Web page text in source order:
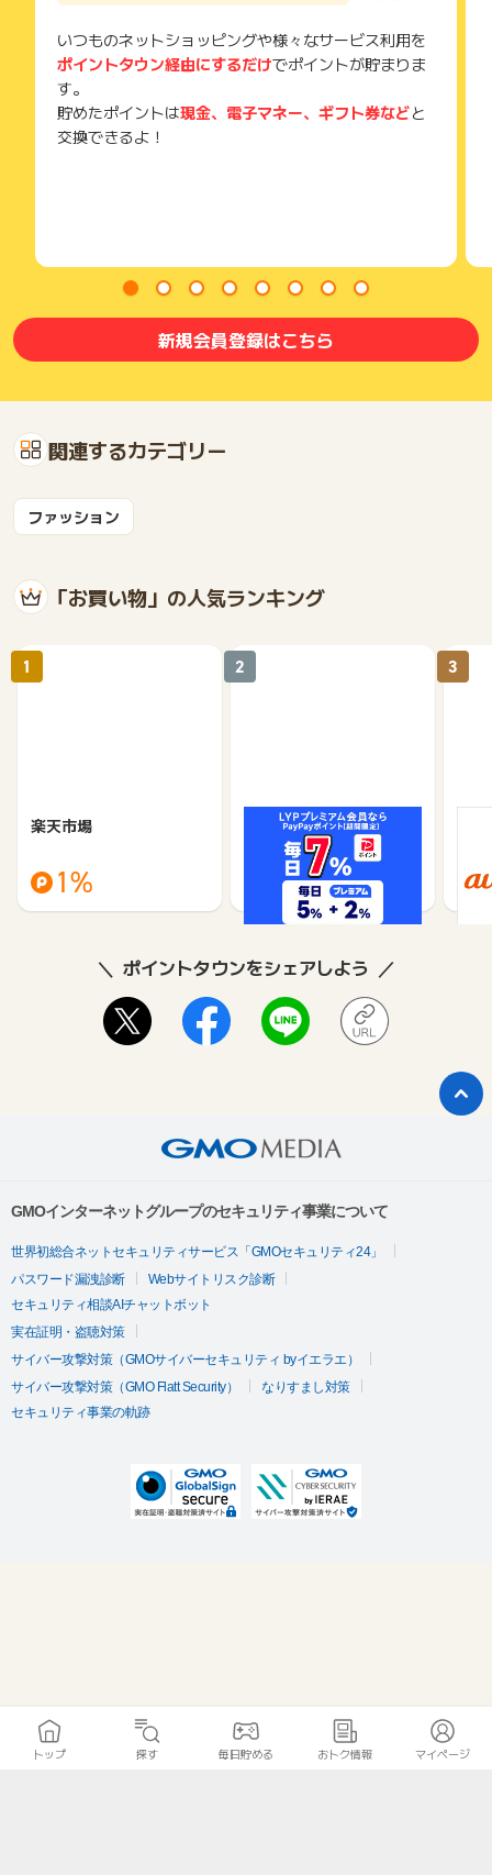
いつものネットショッピングや様々なサービス利用を
ポイントタウン経由にするだけでポイントが貯まりま
す。
貯めたポイントは現金、電子マネー、ギフト券などと
交換できるよ！
新規会員登録はこちら
関連するカテゴリー
ファッション
「お買い物」の人気ランキング
楽天市場
1%
1
Yahoo!ショッピング
1%
2 3
ポイントタウンをシェアしよう
GMOインターネットグループのセキュリティ事業について
世界初総合ネットセキュリティサービス「GMOセキュリティ24」
パスワード漏洩診断
Webサイトリスク診断
セキュリティ相談AIチャットボット
実在証明・盗聴対策
サイバー攻撃対策（GMOサイバーセキュリティ byイエラエ）
サイバー攻撃対策（GMO Flatt Security）
なりすまし対策
セキュリティ事業の軌跡
トップ 探す 毎日貯める おトク情報 マイページ